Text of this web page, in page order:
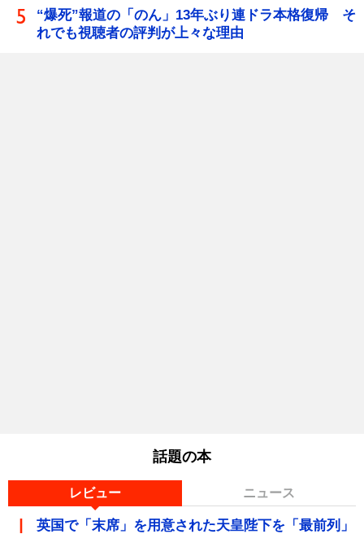
“爆死”報道の「のん」13年ぶり連ドラ本格復帰 そ
れでも視聴者の評判が上々な理由
話題の本
レビュー ニュース
英国で「末席」を用意された天皇陛下を「最前列」